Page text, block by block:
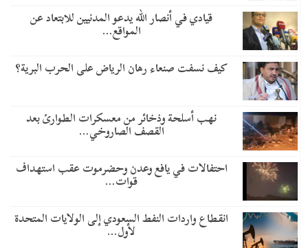
قيادي في أنصار الله يدعو المدنيين للابتعاد عن
المواقع…
كيف نسفت صنعاء رهان الرياض على الحرب البرية؟
نهب أسلحة وذخائر من معسكرات الطوارئ بعد
القصف الصاروخي…
احتفالات في يافع وعدن وحضرموت عقب استهداف
قوات…
انقطاع واردات النفط السعودي إلى الولايات المتحدة
لأول…